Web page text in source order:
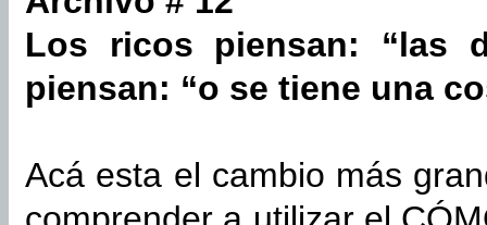
Los ricos piensan: “las
piensan: “o se tiene una
Acá esta el cambio más